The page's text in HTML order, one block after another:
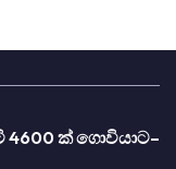
ක් ගොවියාට–